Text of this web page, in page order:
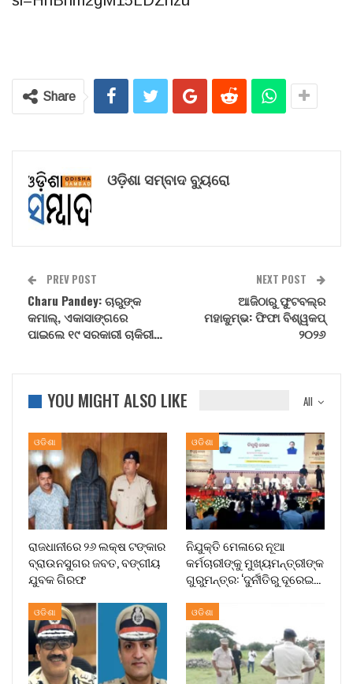
Share
ଓଡ଼ିଶା ସମ୍ବାଦ ବ୍ୟୁରୋ
PREV POST
Charu Pandey: ଚାରୁଙ୍କ
କମାଲ୍, ଏକାସାଙ୍ଗରେ
ପାଇଲେ ୧୯ ସରକାରୀ ଚାକିରୀ…
NEXT POST
ଆଜିଠାରୁ ଫୁଟବଲ୍‌ର
ମହାକୁମ୍ଭ: ଫିଫା ବିଶ୍ୱକପ୍
୨୦୨୬
All
YOU MIGHT ALSO LIKE
ଓଡିଶା
ରାଜଧାନୀରେ ୨୬ ଲକ୍ଷ ଟଙ୍କାର
ବ୍ରାଉନସୁଗର ଜବତ, ବଙ୍ଗୀୟ
ଯୁବକ ଗିରଫ
ଓଡିଶା
ନିଯୁକ୍ତି ମେଳାରେ ନୂଆ
କର୍ମଚାରୀଙ୍କୁ ମୁଖ୍ୟମନ୍ତ୍ରୀଙ୍କ
ଗୁରୁମନ୍ତ୍ର: ‘ଦୁର୍ନୀତିରୁ ଦୂରେଇ…
ଓଡିଶା ଓଡିଶା